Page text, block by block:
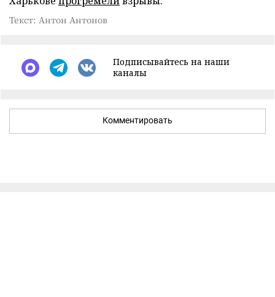
Текст: Антон Антонов
Подписывайтесь на наши
каналы
Комментировать